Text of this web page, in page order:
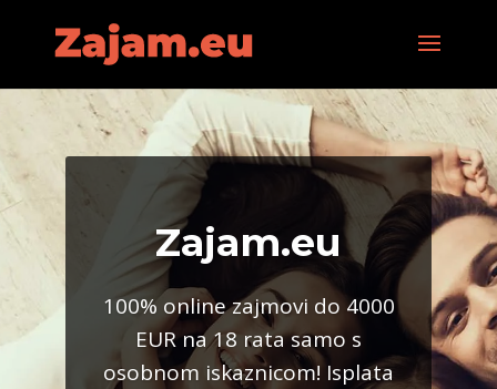
Zajam.eu
100% online zajmovi do 4000
EUR na 18 rata samo s
osobnom iskaznicom! Isplata